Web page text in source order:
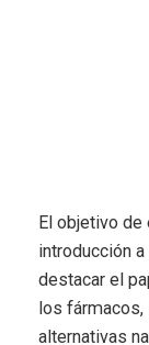
El objetivo de
introducción
destacar el
los fármacos,
alternativas